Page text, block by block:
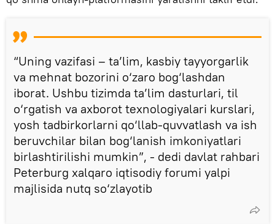
“Uning vazifasi – ta’lim, kasbiy tayyorgarlik
va mehnat bozorini o‘zaro bog‘lashdan
iborat. Ushbu tizimda ta’lim dasturlari, til
o‘rgatish va axborot texnologiyalari kurslari,
yosh tadbirkorlarni qo‘llab-quvvatlash va ish
beruvchilar bilan bog‘lanish imkoniyatlari
birlashtirilishi mumkin”, - dedi davlat rahbari
Peterburg xalqaro iqtisodiy forumi yalpi
majlisida nutq so‘zlayotib